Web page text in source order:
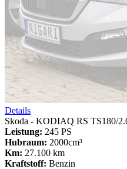
Details
Skoda - KODIAQ RS TS180/
Leistung: 245 PS
Hubraum: 2000cm³
Km: 27.100 km
Kraftstoff: Benzin